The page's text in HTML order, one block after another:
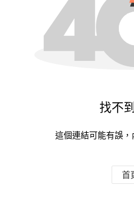
找不
這個連結可能有誤，
首